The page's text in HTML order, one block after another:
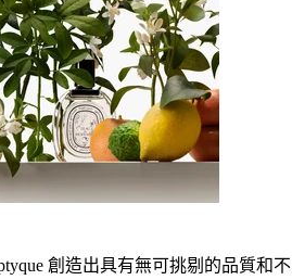
創造出具有無可挑剔的品質和不